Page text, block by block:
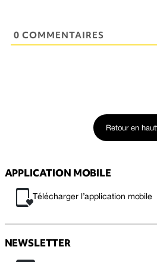
0 COMMENTAIRES
Retour en haut
APPLICATION MOBILE
Télécharger l’application mobile
NEWSLETTER